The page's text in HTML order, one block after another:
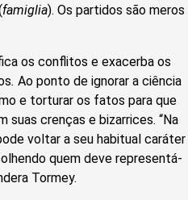
famiglia). Os partidos são meros
os conflitos e exacerba os
. Ao ponto de ignorar a ciência
e torturar os fatos para que
suas crenças e bizarrices. “Na
voltar a seu habitual caráter
quem deve representá-
Tormey.